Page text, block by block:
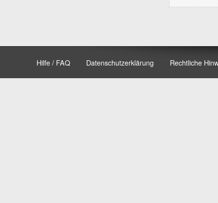
Hilfe / FAQ Datenschutzerklärung Rechtliche